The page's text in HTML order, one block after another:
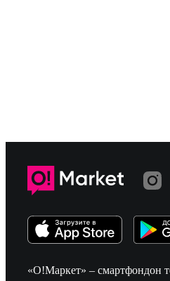
«О!Маркет» – смартфондон